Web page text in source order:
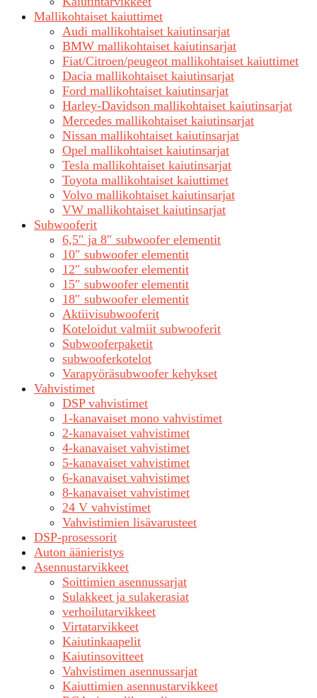
Mallikohtaiset kaiuttimet
Audi mallikohtaiset kaiutinsarjat
BMW mallikohtaiset kaiutinsarjat
Fiat/Citroen/peugeot mallikohtaiset kaiuttimet
Dacia mallikohtaiset kaiutinsarjat
Ford mallikohtaiset kaiutinsarjat
Harley-Davidson mallikohtaiset kaiutinsarjat
Mercedes mallikohtaiset kaiutinsarjat
Nissan mallikohtaiset kaiutinsarjat
Opel mallikohtaiset kaiutinsarjat
Tesla mallikohtaiset kaiutinsarjat
Toyota mallikohtaiset kaiuttimet
Volvo mallikohtaiset kaiutinsarjat
VW mallikohtaiset kaiutinsarjat
Subwooferit
6,5″ ja 8″ subwoofer elementit
10″ subwoofer elementit
12″ subwoofer elementit
15″ subwoofer elementit
18″ subwoofer elementit
Aktiivisubwooferit
Koteloidut valmiit subwooferit
Subwooferpaketit
subwooferkotelot
Varapyöräsubwoofer kehykset
Vahvistimet
DSP vahvistimet
1-kanavaiset mono vahvistimet
2-kanavaiset vahvistimet
4-kanavaiset vahvistimet
5-kanavaiset vahvistimet
6-kanavaiset vahvistimet
8-kanavaiset vahvistimet
24 V vahvistimet
Vahvistimien lisävarusteet
DSP-prosessorit
Auton äänieristys
Asennustarvikkeet
Soittimien asennussarjat
Sulakkeet ja sulakerasiat
verhoilutarvikkeet
Virtatarvikkeet
Kaiutinkaapelit
Kaiutinsovitteet
Vahvistimen asennussarjat
Kaiuttimien asennustarvikkeet